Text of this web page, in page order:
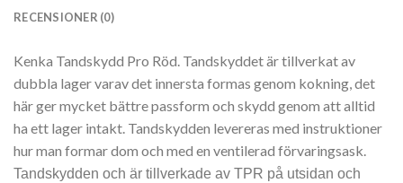
RECENSIONER (0)
Kenka Tandskydd Pro Röd. Tandskyddet är tillverkat av
dubbla lager varav det innersta formas genom kokning, det
här ger mycket bättre passform och skydd genom att alltid
ha ett lager intakt. Tandskydden levereras med instruktioner
hur man formar dom och med en ventilerad förvaringsask.
Tandskydden och är tillverkade av TPR på utsidan och